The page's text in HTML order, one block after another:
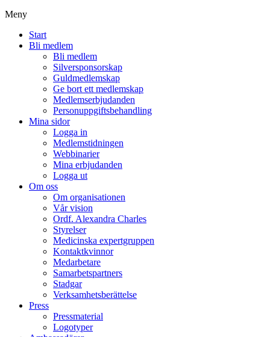
Meny
Start
Bli medlem
Bli medlem
Silversponsorskap
Guldmedlemskap
Ge bort ett medlemskap
Medlemserbjudanden
Personuppgiftsbehandling
Mina sidor
Logga in
Medlemstidningen
Webbinarier
Mina erbjudanden
Logga ut
Om oss
Om organisationen
Vår vision
Ordf. Alexandra Charles
Styrelser
Medicinska expertgruppen
Kontaktkvinnor
Medarbetare
Samarbetspartners
Stadgar
Verksamhetsberättelse
Press
Pressmaterial
Logotyper